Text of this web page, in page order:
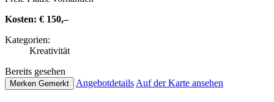
Kosten: € 150,–
Kate­go­rien:
Krea­ti­vi­tät
Bereits gesehen
Merken Gemerkt Ange­botde­tails Auf der Karte ansehen